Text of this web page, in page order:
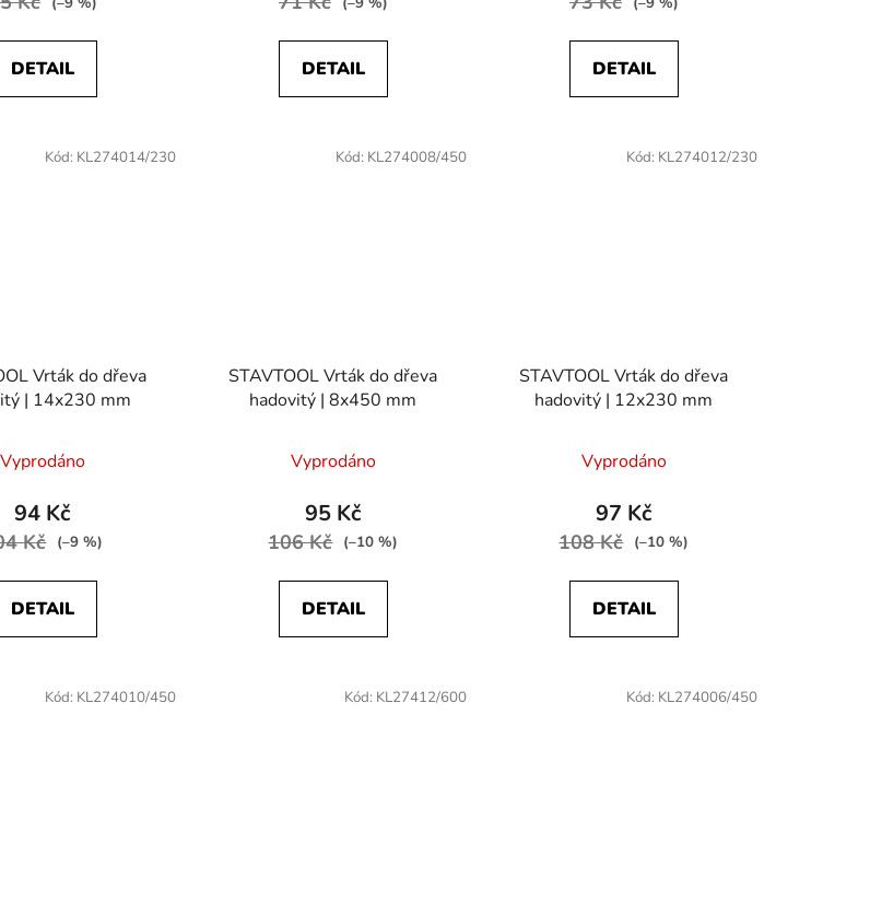
DETAIL DETAIL DETAIL
Vrták do dřeva
| 14x230 mm
Vyprodáno
94 Kč
Kč (–9 %)
DETAIL
Kód: KL274014/230
STAVTOOL Vrták do dřeva
hadovitý | 8x450 mm
Vyprodáno
95 Kč
106 Kč (–10 %)
DETAIL
Kód: KL274008/450
STAVTOOL Vrták do dřeva
hadovitý | 12x230 mm
Vyprodáno
97 Kč
108 Kč (–10 %)
DETAIL
Kód: KL274012/230
Kód: KL274010/450 Kód: KL27412/600 Kód: KL274006/450